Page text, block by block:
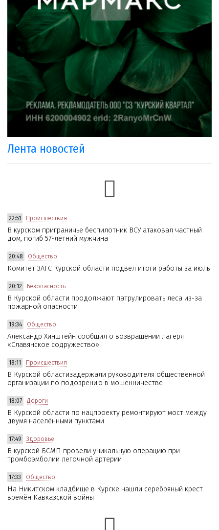
Лента новостей
22:51 Происшествия
В курском приграничье беспилотник ВСУ атаковал частный
дом, погиб 57-летний мужчина
20:48 Общество
Комитет ЗАГС Курской области подвел итоги работы за июль
20:12 Безопасность
В Курской области продолжают патрулировать леса из-за
пожарной опасности
19:34 Общество
Александр Хинштейн сообщил о возвращении лагеря
«Славянское содружество»
18:11 Происшествия
В Курской областизадержали руководителя общественной
организации по подозрению в мошенничестве
18:07 Дороги
В Курской области по нацпроекту ремонтируют мост между
двумя населёнными пунктами
17:49 Здоровье
В курской БСМП провели уникальную операцию при
тромбоэмболии легочной артерии
17:33 Общество
На Никитском кладбище в Курске нашли серебряный крест
времён Кавказской войны